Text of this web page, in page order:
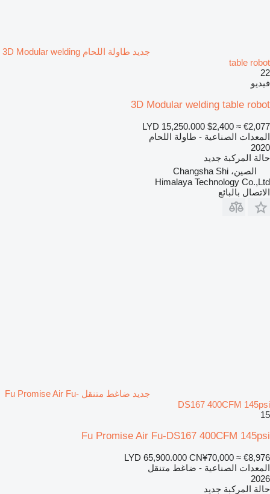
جديد طاولة اللحام 3D Modular welding
table robot
22
فيديو
3D Modular welding table robot
LYD 15,250.000 $2,400 ≈ €2,077
المعدات الصناعية - طاولة اللحام
2020
حالة المركبة جديد
الصين، Changsha Shi
Himalaya Technology Co.,Ltd
الاتصال بالبائع
جديد ضاغط متنقل Fu Promise Air Fu-
DS167 400CFM 145psi
15
Fu Promise Air Fu-DS167 400CFM 145psi
LYD 65,900.000 CN¥70,000 ≈ €8,976
المعدات الصناعية - ضاغط متنقل
2026
حالة المركبة جديد